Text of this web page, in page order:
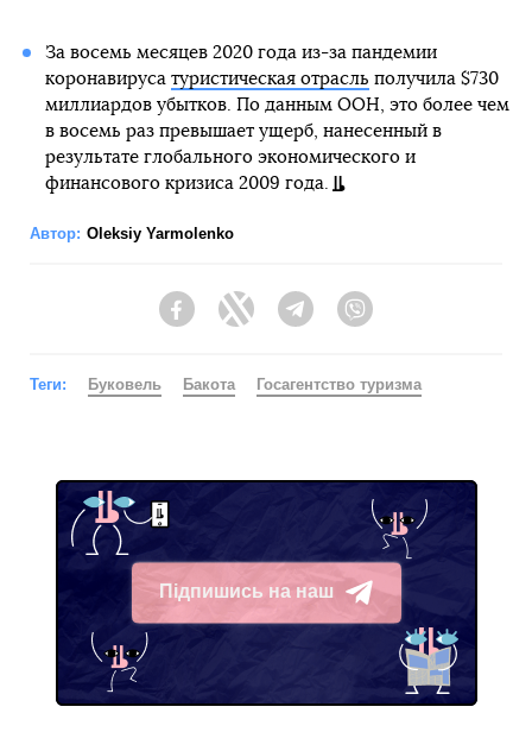
За восемь месяцев 2020 года из-за пандемии
коронавируса туристическая отрасль получила $730
миллиардов убытков. По данным ООН, это более чем
в восемь раз превышает ущерб, нанесенный в
результате глобального экономического и
финансового кризиса 2009 года.
Автор: Oleksiy Yarmolenko
FacebookTwitter Telegram
Теги: Буковель Бакота Госагентство туризма
Підпишись на наш
Telegram